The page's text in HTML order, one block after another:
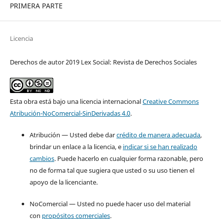
PRIMERA PARTE
Licencia
Derechos de autor 2019 Lex Social: Revista de Derechos Sociales
Esta obra está bajo una licencia internacionalCreative Commons
Atribución-NoComercial-SinDerivadas 4.0.
Atribución — Usted debe darcrédito de manera adecuada,
brindar un enlace a la licencia, e indicar si se han realizado
cambios. Puede hacerlo en cualquier forma razonable, pero
no de forma tal que sugiera que usted o su uso tienen el
apoyo de la licenciante.
NoComercial — Usted no puede hacer uso del material
con propósitos comerciales.